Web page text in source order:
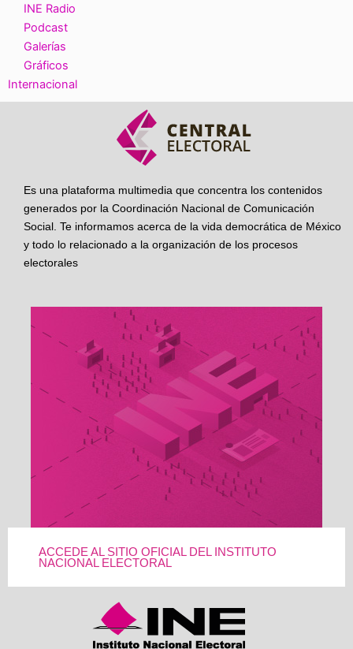
INE Radio
Podcast
Galerías
Gráficos
Internacional
Es una plataforma multimedia que concentra los contenidos
generados por la Coordinación Nacional de Comunicación
Social. Te informamos acerca de la vida democrática de México
y todo lo relacionado a la organización de los procesos
electorales
ACCEDE AL SITIO OFICIAL DEL INSTITUTO
NACIONAL ELECTORAL